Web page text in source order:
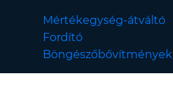
Mértékegység-átváltó
Fordító
Böngészőbővítmények